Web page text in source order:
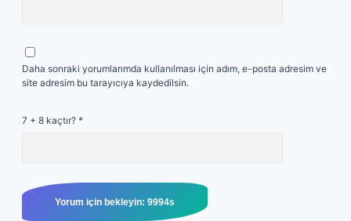
Daha sonraki yorumlarımda kullanılması için adım, e-posta adresim ve
site adresim bu tarayıcıya kaydedilsin.
7 + 8 kaçtır? *